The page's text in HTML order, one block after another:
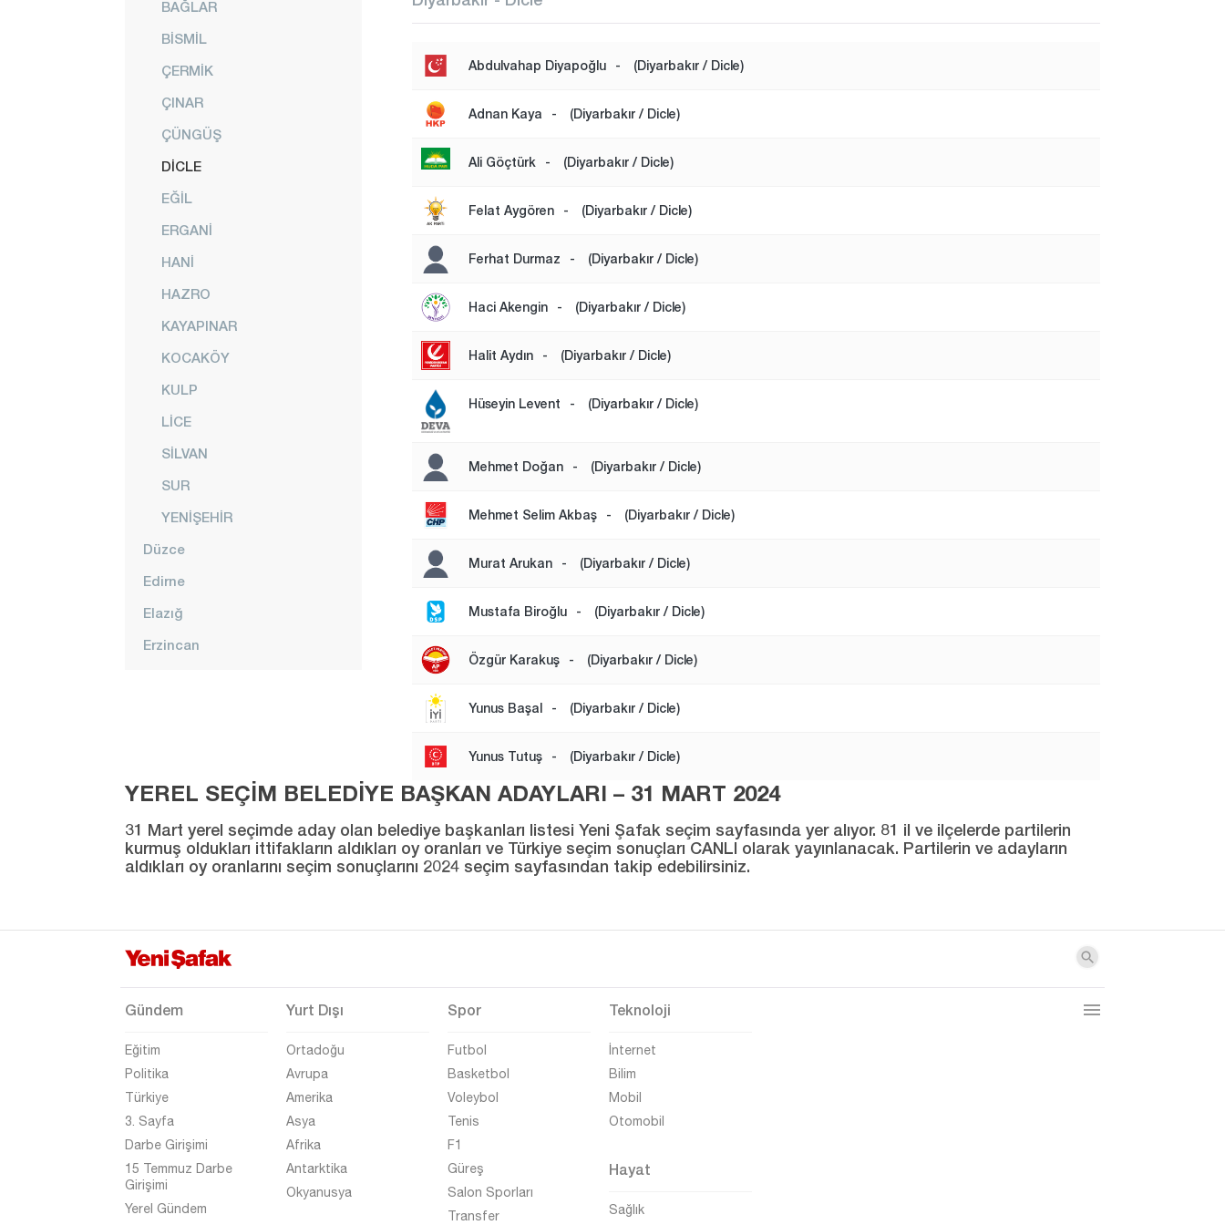
BAĞLAR
BİSMİL
ÇERMİK
ÇINAR
ÇÜNGÜŞ
DİCLE
EĞİL
ERGANİ
HANİ
HAZRO
KAYAPINAR
KOCAKÖY
KULP
LİCE
SİLVAN
SUR
YENİŞEHİR
Düzce
Edirne
Elazığ
Erzincan
Gümüşhane
Hakkari
Hatay
Isparta
Kahramanmaraş
Kars
Kastamonu
Kayseri
Kırıkkale
Kırklareli
Kırşehir
Abdulvahap Diyapoğlu - (Diyarbakır / Dicle)
Adnan Kaya - (Diyarbakır / Dicle)
Ali Göçtürk - (Diyarbakır / Dicle)
Felat Aygören - (Diyarbakır / Dicle)
Ferhat Durmaz - (Diyarbakır / Dicle)
Haci Akengin - (Diyarbakır / Dicle)
Halit Aydın - (Diyarbakır / Dicle)
Hüseyin Levent - (Diyarbakır / Dicle)
Mehmet Doğan - (Diyarbakır / Dicle)
Mehmet Selim Akbaş - (Diyarbakır / Dicle)
Murat Arukan - (Diyarbakır / Dicle)
Mustafa Biroğlu - (Diyarbakır / Dicle)
Özgür Karakuş - (Diyarbakır / Dicle)
Yunus Başal - (Diyarbakır / Dicle)
Yunus Tutuş - (Diyarbakır / Dicle)
YEREL SEÇİM BELEDİYE BAŞKAN ADAYLARI – 31 MART 2024
31 Mart yerel seçimde aday olan belediye başkanları listesi Yeni Şafak seçim sayfasında yer alıyor. 81 il ve ilçelerde partilerin
kurmuş oldukları ittifakların aldıkları oy oranları ve Türkiye seçim sonuçları CANLI olarak yayınlanacak. Partilerin ve adayların
aldıkları oy oranlarını seçim sonuçlarını 2024 seçim sayfasından takip edebilirsiniz.
Gündem
Eğitim
Politika
Türkiye
3. Sayfa
Darbe Girişimi
15 Temmuz Darbe
Girişimi
Yerel Gündem
Yurt Dışı
Ortadoğu
Avrupa
Amerika
Asya
Afrika
Antarktika
Okyanusya
Spor
Futbol
Basketbol
Voleybol
Tenis
F1
Güreş
Salon Sporları
Transfer
Teknoloji
İnternet
Bilim
Mobil
Otomobil
Hayat
Sağlık